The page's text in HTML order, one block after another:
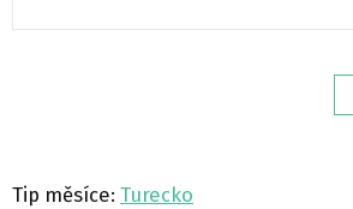
Tip měsíce: Turecko